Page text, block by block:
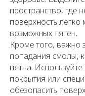
пространство, где
поверхность легко
возможных пятен.
Кроме того, важно
попадания смолы,
пятна.
покрытия или
обезопасить